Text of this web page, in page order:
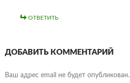
ОТВЕТИТЬ
ДОБАВИТЬ КОММЕНТАРИЙ
Ваш адрес email не будет опубликован.